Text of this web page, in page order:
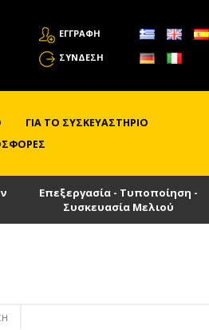
ΕΓΓΡΑΦΗ
ΣΎΝΔΕΣΗ
ΓΙΑ ΤΟ ΣΥΣΚΕΥΑΣΤΉΡΙΟ
Επεξεργασία - Τυποποίηση -
Συσκευασία Μελιού